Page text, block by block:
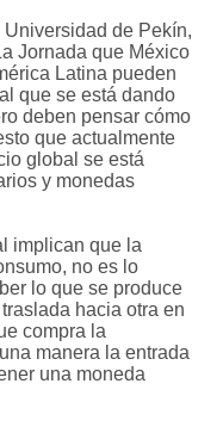
de Pekín,
Jornada que México
Latina pueden
que se está dando
deben pensar cómo
que actualmente
global se está
y monedas
implican que la
no es lo
lo que se produce
hacia otra en
compra la
manera la entrada
una moneda